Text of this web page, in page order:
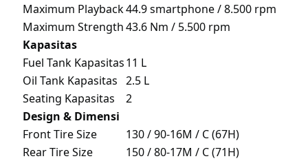
Maximum Playback44.9 smartphone / 8.500 rpm
Maximum Strength43.6 Nm / 5.500 rpm
Kapasitas
Fuel Tank Kapasitas11 L
Oil Tank Kapasitas 2.5 L
Seating Kapasitas
2
Design & Dimensi
Front Tire Size
130 / 90-16M / C (67H)
Rear Tire Size
150 / 80-17M / C (71H)